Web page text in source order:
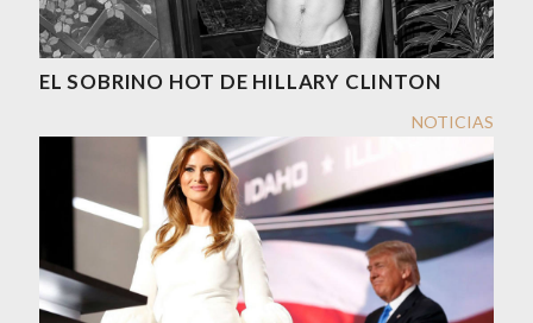
EL SOBRINO HOT DE HILLARY CLINTON
NOTICIAS